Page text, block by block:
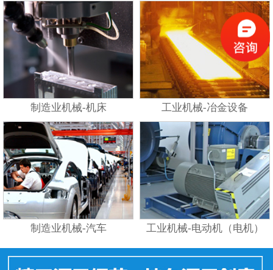
制造业机械-机床 工业机械-冶金设备
制造业机械-汽车 工业机械-电动机（电机）